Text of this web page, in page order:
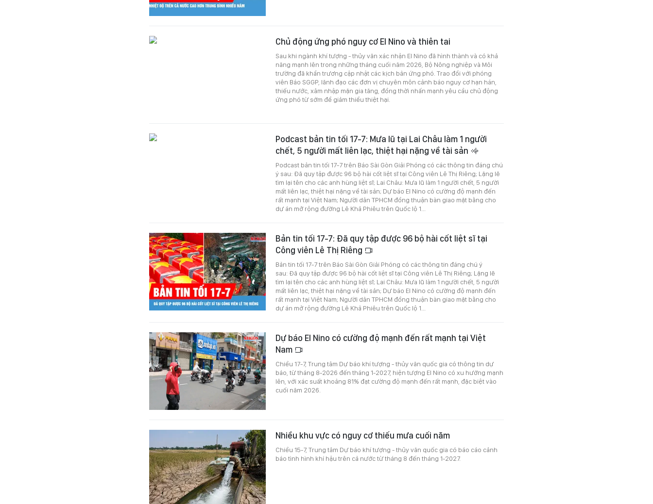
Chủ động ứng phó nguy cơ El Nino và thiên tai
Sau khi ngành khí tượng - thủy văn xác nhận El Nino đã hình thành và có khả
năng mạnh lên trong những tháng cuối năm 2026, Bộ Nông nghiệp và Môi
trường đã khẩn trương cập nhật các kịch bản ứng phó. Trao đổi với phóng
viên Báo SGGP, lãnh đạo các đơn vị chuyên môn cảnh báo nguy cơ hạn hán,
thiếu nước, xâm nhập mặn gia tăng, đồng thời nhấn mạnh yêu cầu chủ động
ứng phó từ sớm để giảm thiểu thiệt hại.
Podcast bản tin tối 17-7: Mưa lũ tại Lai Châu làm 1 người
chết, 5 người mất liên lạc, thiệt hại nặng về tài sản
Podcast bản tin tối 17-7 trên Báo Sài Gòn Giải Phóng có các thông tin đáng chú
ý sau: Đã quy tập được 96 bộ hài cốt liệt sĩ tại Công viên Lê Thị Riêng; Lặng lẽ
tìm lại tên cho các anh hùng liệt sĩ; Lai Châu: Mưa lũ làm 1 người chết, 5 người
mất liên lạc, thiệt hại nặng về tài sản; Dự báo El Nino có cường độ mạnh đến
rất mạnh tại Việt Nam; Người dân TPHCM đồng thuận bàn giao mặt bằng cho
dự án mở rộng đường Lê Khả Phiêu trên Quốc lộ 1...
Bản tin tối 17-7: Đã quy tập được 96 bộ hài cốt liệt sĩ tại
Công viên Lê Thị Riêng
Bản tin tối 17-7 trên Báo Sài Gòn Giải Phóng có các thông tin đáng chú ý
sau: Đã quy tập được 96 bộ hài cốt liệt sĩ tại Công viên Lê Thị Riêng; Lặng lẽ
tìm lại tên cho các anh hùng liệt sĩ; Lai Châu: Mưa lũ làm 1 người chết, 5 người
mất liên lạc, thiệt hại nặng về tài sản; Dự báo El Nino có cường độ mạnh đến
rất mạnh tại Việt Nam; Người dân TPHCM đồng thuận bàn giao mặt bằng cho
dự án mở rộng đường Lê Khả Phiêu trên Quốc lộ 1...
Dự báo El Nino có cường độ mạnh đến rất mạnh tại Việt
Nam
Chiều 17-7, Trung tâm Dự báo khí tượng - thủy văn quốc gia có thông tin dự
báo, từ tháng 8-2026 đến tháng 1-2027, hiện tượng El Nino có xu hướng mạnh
lên, với xác suất khoảng 81% đạt cường độ mạnh đến rất mạnh, đặc biệt vào
cuối năm 2026.
Nhiều khu vực có nguy cơ thiếu mưa cuối năm
Chiều 15-7, Trung tâm Dự báo khí tượng - thủy văn quốc gia có báo cáo cảnh
báo tình hình khí hậu trên cả nước từ tháng 8 đến tháng 1-2027.